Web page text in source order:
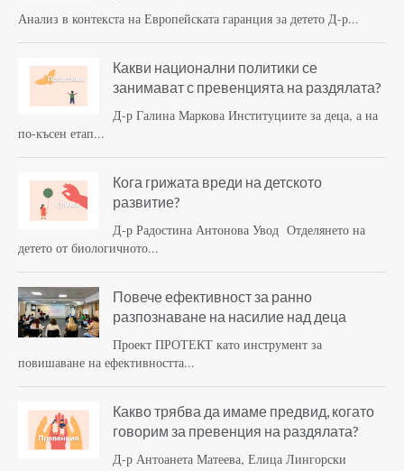
Анализ в контекста на Европейската гаранция за детето Д-р...
Какви национални политики се
занимават с превенцията на раздялата?
Д-р Галина Маркова Институциите за деца, а на
по-късен етап...
Кога грижата вреди на детското
развитие?
Д-р Радостина Антонова Увод Отделянето на
детето от биологичното...
Повече ефективност за ранно
разпознаване на насилие над деца
Проект ПРОТЕКТ като инструмент за
повишаване на ефективността...
Какво трябва да имаме предвид, когато
говорим за превенция на раздялата?
Д-р Антоанета Матеева, Елица Лингорски